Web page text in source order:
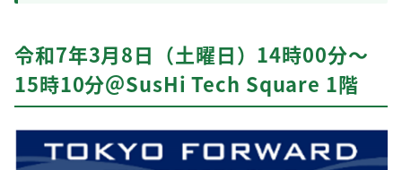
令和7年3月8日（土曜日）14時00分～
15時10分＠SusHi Tech Square 1階